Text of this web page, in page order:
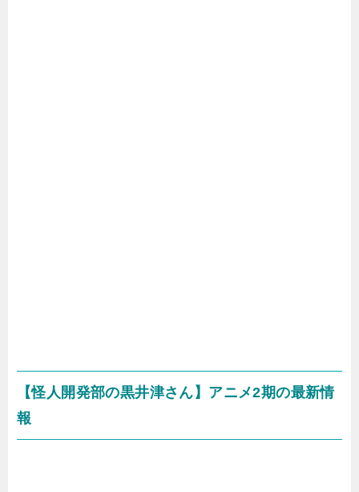
【怪人開発部の黒井津さん】アニメ2期の最新情
報